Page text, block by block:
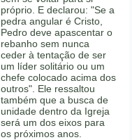
próprio. E declarou: "Se a
pedra angular é Cristo,
Pedro deve apascentar o
rebanho sem nunca
ceder à tentação de ser
um líder solitário ou um
chefe colocado acima dos
outros". Ele ressaltou
também que a busca de
unidade dentro da Igreja
será um dos eixos para
os próximos anos.